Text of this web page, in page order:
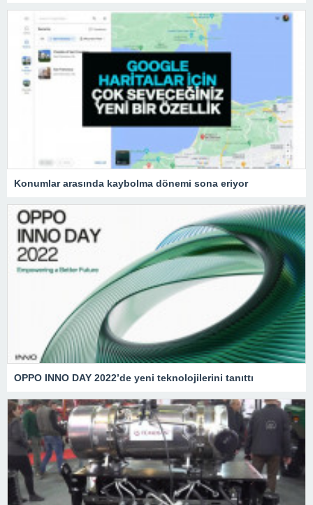
Konumlar arasında kaybolma dönemi sona eriyor
OPPO INNO DAY 2022’de yeni teknolojilerini tanıttı